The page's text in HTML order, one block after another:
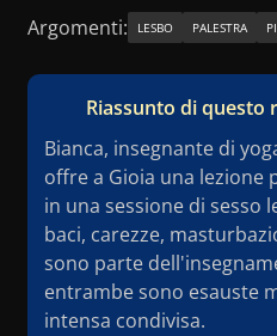
Argomenti: LESBO PALESTRA
Riassunto di questo
Bianca, insegnante di
offre a Gioia una lezione
in una sessione di sesso
baci, carezze,
sono parte
entrambe sono esauste
intensa condivisa.